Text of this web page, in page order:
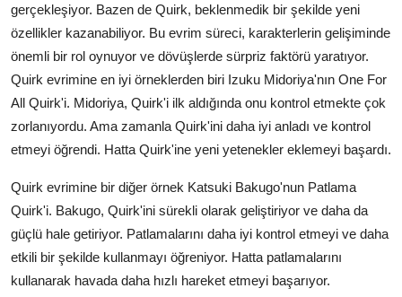
gerçekleşiyor. Bazen de Quirk, beklenmedik bir şekilde yeni
özellikler kazanabiliyor. Bu evrim süreci, karakterlerin gelişiminde
önemli bir rol oynuyor ve dövüşlerde sürpriz faktörü yaratıyor.
Quirk evrimine en iyi örneklerden biri Izuku Midoriya'nın One For
All Quirk'i. Midoriya, Quirk'i ilk aldığında onu kontrol etmekte çok
zorlanıyordu. Ama zamanla Quirk'ini daha iyi anladı ve kontrol
etmeyi öğrendi. Hatta Quirk'ine yeni yetenekler eklemeyi başardı.
Quirk evrimine bir diğer örnek Katsuki Bakugo'nun Patlama
Quirk'i. Bakugo, Quirk'ini sürekli olarak geliştiriyor ve daha da
güçlü hale getiriyor. Patlamalarını daha iyi kontrol etmeyi ve daha
etkili bir şekilde kullanmayı öğreniyor. Hatta patlamalarını
kullanarak havada daha hızlı hareket etmeyi başarıyor.